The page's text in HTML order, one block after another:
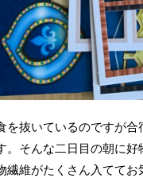
を抜いているのですが
。そんな二日目の朝に
繊維がたくさん入ててお